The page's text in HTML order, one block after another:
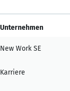
Unternehmen
New Work SE
Karriere